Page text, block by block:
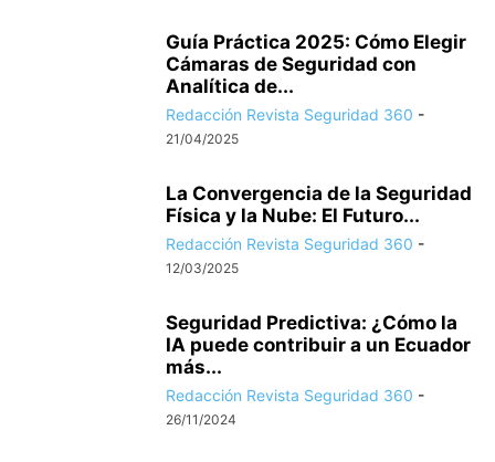
Guía Práctica 2025: Cómo Elegir
Cámaras de Seguridad con
Analítica de...
Redacción Revista Seguridad 360 -
21/04/2025
La Convergencia de la Seguridad
Física y la Nube: El Futuro...
Redacción Revista Seguridad 360 -
12/03/2025
Seguridad Predictiva: ¿Cómo la
IA puede contribuir a un Ecuador
más...
Redacción Revista Seguridad 360 -
26/11/2024